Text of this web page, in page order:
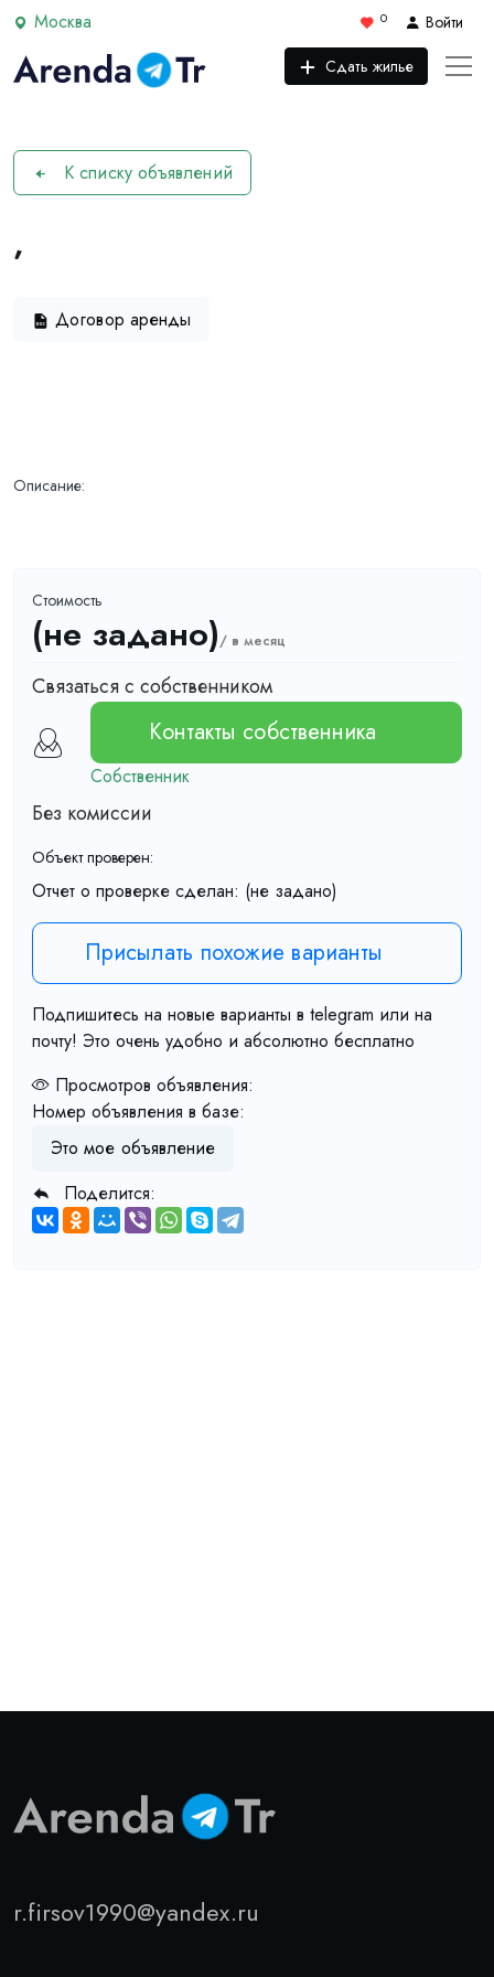
Москва 0
Войти
Сдать жилье
К списку объявлений
,
Договор аренды
Описание:
Стоимость
(не задано)/ в месяц
Связаться с собственником
Контакты собственника
Собственник
Без комиссии
Объект проверен:
Отчет о проверке сделан: (не задано)
Присылать похожие варианты
Подпишитесь на новые варианты в telegram или на
почту! Это очень удобно и абсолютно бесплатно
Просмотров объявления:
Номер объявления в базе:
Это мое объявление
Поделится:
r.firsov1990@yandex.ru